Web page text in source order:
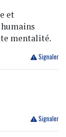
et
mentalité.
Signaler
Signaler